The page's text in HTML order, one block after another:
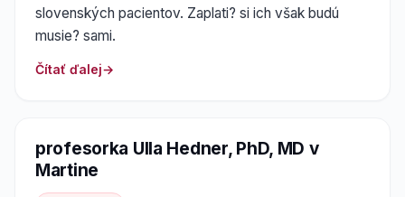
slovenských pacientov. Zaplati? si ich však budú
musie? sami.
Čítať ďalej
profesorka Ulla Hedner, PhD, MD v
Martine